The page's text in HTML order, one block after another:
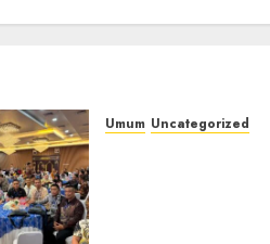
Umum Uncategorized